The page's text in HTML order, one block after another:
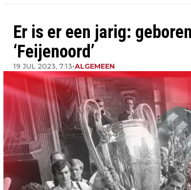
Er is er een jarig:
‘Feijenoord’
19 JUL 2023, 7:13•ALGEMEEN